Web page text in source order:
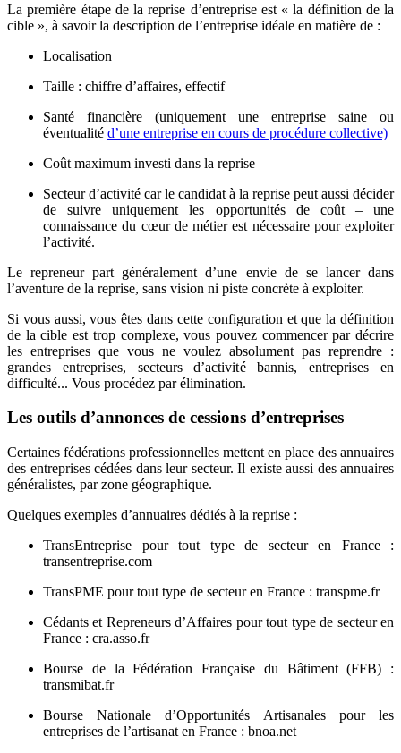
La première étape de la reprise d’entreprise est « la définition de la
cible », à savoir la description de l’entreprise idéale en matière de :
Localisation
Taille : chiffre d’affaires, effectif
Santé financière (uniquement une entreprise saine ou
éventualité d’une entreprise en cours de procédure collective)
Coût maximum investi dans la reprise
Secteur d’activité car le candidat à la reprise peut aussi décider
de suivre uniquement les opportunités de coût – une
connaissance du cœur de métier est nécessaire pour exploiter
l’activité.
Le repreneur part généralement d’une envie de se lancer dans
l’aventure de la reprise, sans vision ni piste concrète à exploiter.
Si vous aussi, vous êtes dans cette configuration et que la définition
de la cible est trop complexe, vous pouvez commencer par décrire
les entreprises que vous ne voulez absolument pas reprendre :
grandes entreprises, secteurs d’activité bannis, entreprises en
difficulté... Vous procédez par élimination.
Les outils d’annonces de cessions d’entreprises
Certaines fédérations professionnelles mettent en place des annuaires
des entreprises cédées dans leur secteur. Il existe aussi des annuaires
généralistes, par zone géographique.
Quelques exemples d’annuaires dédiés à la reprise :
TransEntreprise pour tout type de secteur en France :
transentreprise.com
TransPME pour tout type de secteur en France : transpme.fr
Cédants et Repreneurs d’Affaires pour tout type de secteur en
France : cra.asso.fr
Bourse de la Fédération Française du Bâtiment (FFB) :
transmibat.fr
Bourse Nationale d’Opportunités Artisanales pour les
entreprises de l’artisanat en France : bnoa.net